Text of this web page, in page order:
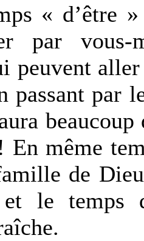
« d’être
par vous-
peuvent
passant par
beaucoup
En même
de
le temps